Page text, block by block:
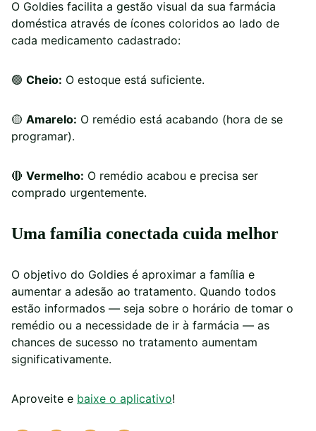
O Goldies facilita a gestão visual da sua farmácia
doméstica através de ícones coloridos ao lado de
cada medicamento cadastrado:
🟢 Cheio: O estoque está suficiente.
🟡 Amarelo: O remédio está acabando (hora de se
programar).
🔴 Vermelho: O remédio acabou e precisa ser
comprado urgentemente.
Uma família conectada cuida melhor
O objetivo do Goldies é aproximar a família e
aumentar a adesão ao tratamento. Quando todos
estão informados — seja sobre o horário de tomar o
remédio ou a necessidade de ir à farmácia — as
chances de sucesso no tratamento aumentam
significativamente.
Aproveite e baixe o aplicativo!